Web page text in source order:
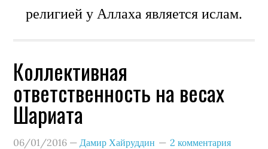
религией у Аллаха является ислам.
Коллективная
ответственность на весах
Шариата
06/01/2016 —Дамир Хайруддин 2 комментария